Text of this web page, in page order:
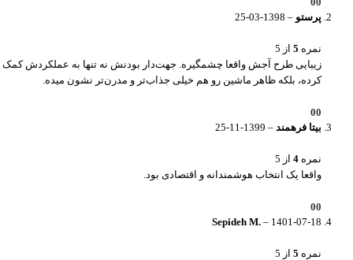
پرستو –
1398-03-25
نمره 5 از 5
زیبایی طرح آجش واقعا چشمگیره. جهت‌دار بودنش نه تنها به عملکردش کمک
کرده، بلکه ظاهر ماشین رو هم خیلی جذاب‌تر و مدرن‌تر نشون میده.
0
0
بیتا فرهمند –
1399-11-25
نمره 4 از 5
واقعا یک انتخاب هوشمندانه و اقتصادی بود.
0
0
Sepideh M. – 1401-07-18
نمره 5 از 5